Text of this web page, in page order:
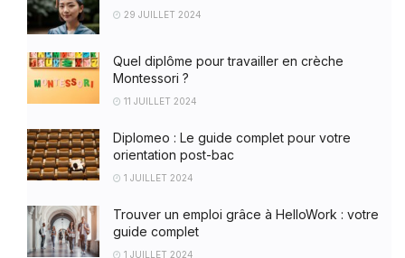
29 JUILLET 2024
Quel diplôme pour travailler en crèche
Montessori ?
11 JUILLET 2024
Diplomeo : Le guide complet pour votre
orientation post-bac
1 JUILLET 2024
Trouver un emploi grâce à HelloWork : votre
guide complet
1 JUILLET 2024